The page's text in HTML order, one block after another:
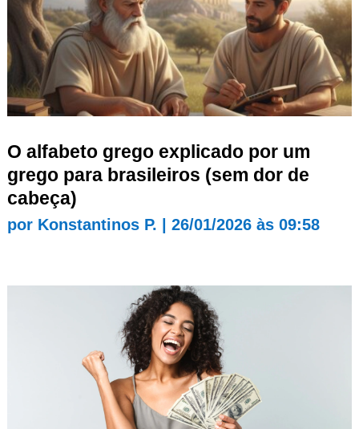
O alfabeto grego explicado por um
grego para brasileiros (sem dor de
cabeça)
por Konstantinos P. 26/01/2026 às 09:58